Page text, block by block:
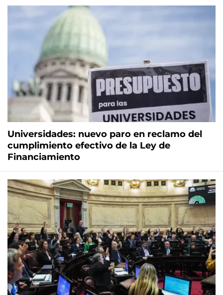
Universidades: nuevo paro en reclamo del
cumplimiento efectivo de la Ley de
Financiamiento